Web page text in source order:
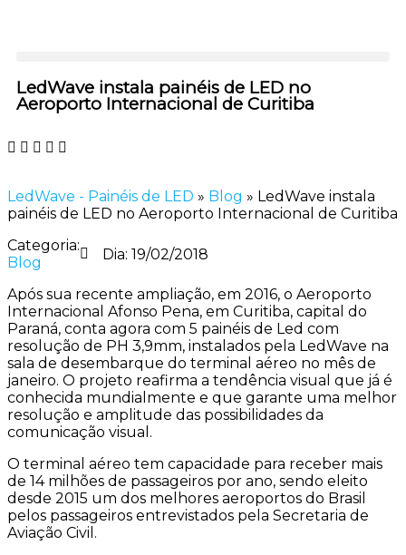
LedWave instala painéis de LED no
Aeroporto Internacional de Curitiba
LedWave - Painéis de LED » Blog » LedWave instala
painéis de LED no Aeroporto Internacional de Curitiba
Categoria:
Blog
Dia: 19/02/2018
Após sua recente ampliação, em 2016, o Aeroporto
Internacional Afonso Pena, em Curitiba, capital do
Paraná, conta agora com 5 painéis de Led com
resolução de PH 3,9mm, instalados pela LedWave na
sala de desembarque do terminal aéreo no mês de
janeiro. O projeto reafirma a tendência visual que já é
conhecida mundialmente e que garante uma melhor
resolução e amplitude das possibilidades da
comunicação visual.
O terminal aéreo tem capacidade para receber mais
de 14 milhões de passageiros por ano, sendo eleito
desde 2015 um dos melhores aeroportos do Brasil
pelos passageiros entrevistados pela Secretaria de
Aviação Civil.